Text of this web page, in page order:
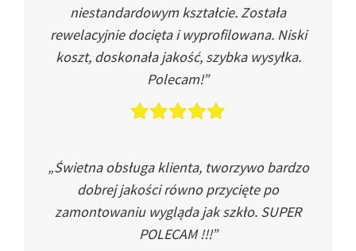
niestandardowym kształcie. Została
rewelacyjnie docięta i wyprofilowana. Niski
koszt, doskonała jakość, szybka wysyłka.
Polecam!”
„Świetna obsługa klienta, tworzywo bardzo
dobrej jakości równo przycięte po
zamontowaniu wygląda jak szkło. SUPER
POLECAM !!!”